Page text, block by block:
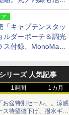
上を4分間隔に
「キャプテンスタッ
ルダーポーチ＆調光
ス付録、MonoMax
リーズ 人気記事
1週間 1カ月
お盆特別セール」。涼感
ス待望値下げ、撥水ギア